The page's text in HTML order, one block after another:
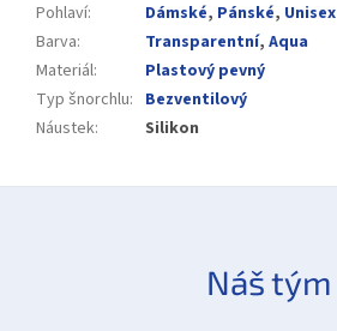
Pohlaví: Dámské, Pánské, Unisex
Barva: Transparentní, Aqua
Materiál:
Plastový pevný
Typ šnorchlu: Bezventilový
Náustek: Silikon
Náš tým